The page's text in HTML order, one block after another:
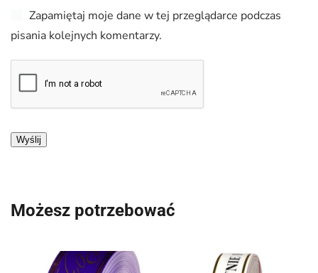
Zapamiętaj moje dane w tej przeglądarce podczas
pisania kolejnych komentarzy.
Możesz potrzebować